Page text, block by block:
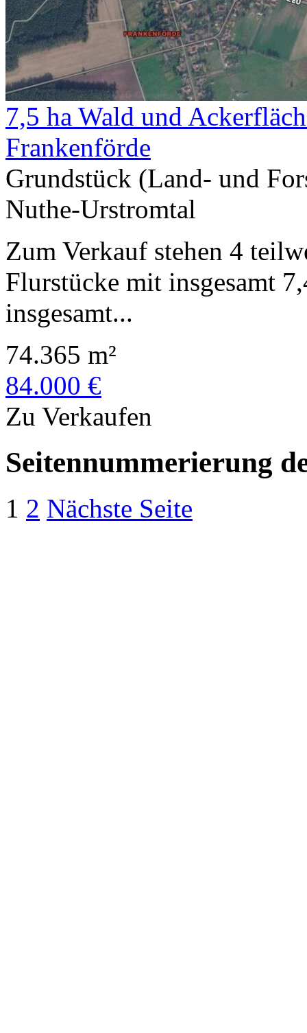
7,5 ha Wald und
Frankenförde
Grundstück (Land- und
Nuthe-Urstromtal
Zum Verkauf stehen 4
Flurstücke mit insgesamt
insgesamt...
74.365 m²
84.000 €
Zu Verkaufen
Seitennummerierung
1 2 Nächste Seite